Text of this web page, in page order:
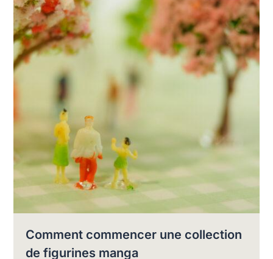
Comment commencer une collection
de figurines manga